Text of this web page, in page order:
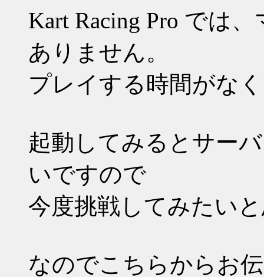
Kart Racing Pro では
ありません。
プレイする時間がな
起動してみるとサー
いですので
今度挑戦してみたい
なのでこちらからお